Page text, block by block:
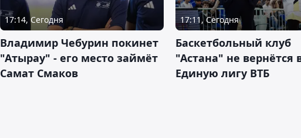
17:14, Сегодня
Владимир Чебурин покинет
"Атырау" - его место займёт
Самат Смаков
17:11, Сегодня
Баскетбольный клуб
"Астана" не вернётся
Единую лигу ВТБ